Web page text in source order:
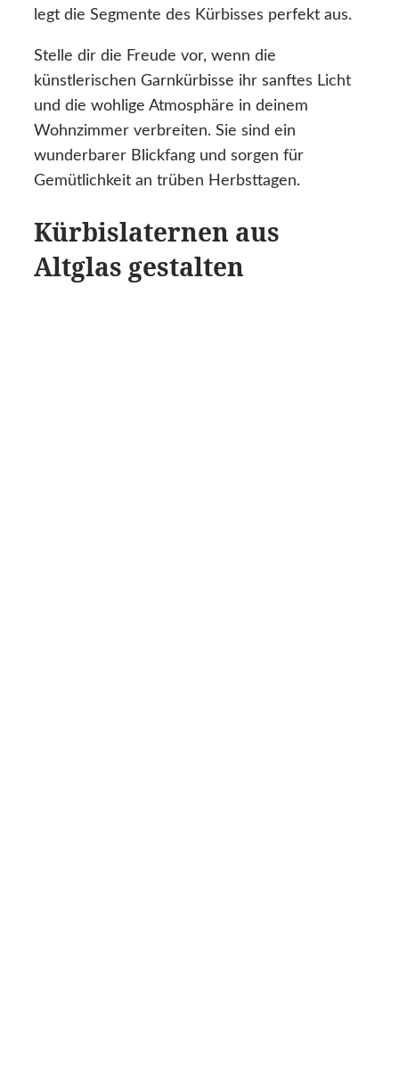
legt die Segmente des Kürbisses perfekt aus.
Stelle dir die Freude vor, wenn die
künstlerischen Garnkürbisse ihr sanftes Licht
und die wohlige Atmosphäre in deinem
Wohnzimmer verbreiten. Sie sind ein
wunderbarer Blickfang und sorgen für
Gemütlichkeit an trüben Herbsttagen.
Kürbislaternen aus
Altglas gestalten